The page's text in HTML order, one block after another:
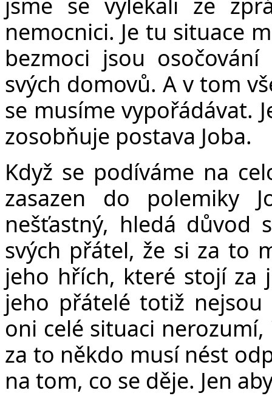
nemocnici. Je tu situace
bezmoci jsou
svých domovů. A v tom
se musíme vypořádávat.
zosobňuje postava Joba.
Když se podíváme na
zasazen do polemiky
nešťastný, hledá důvod
svých přátel, že si za to
jeho hřích, které stojí za
jeho přátelé totiž
oni celé situaci
za to někdo musí nést
na tom, co se děje. Jen